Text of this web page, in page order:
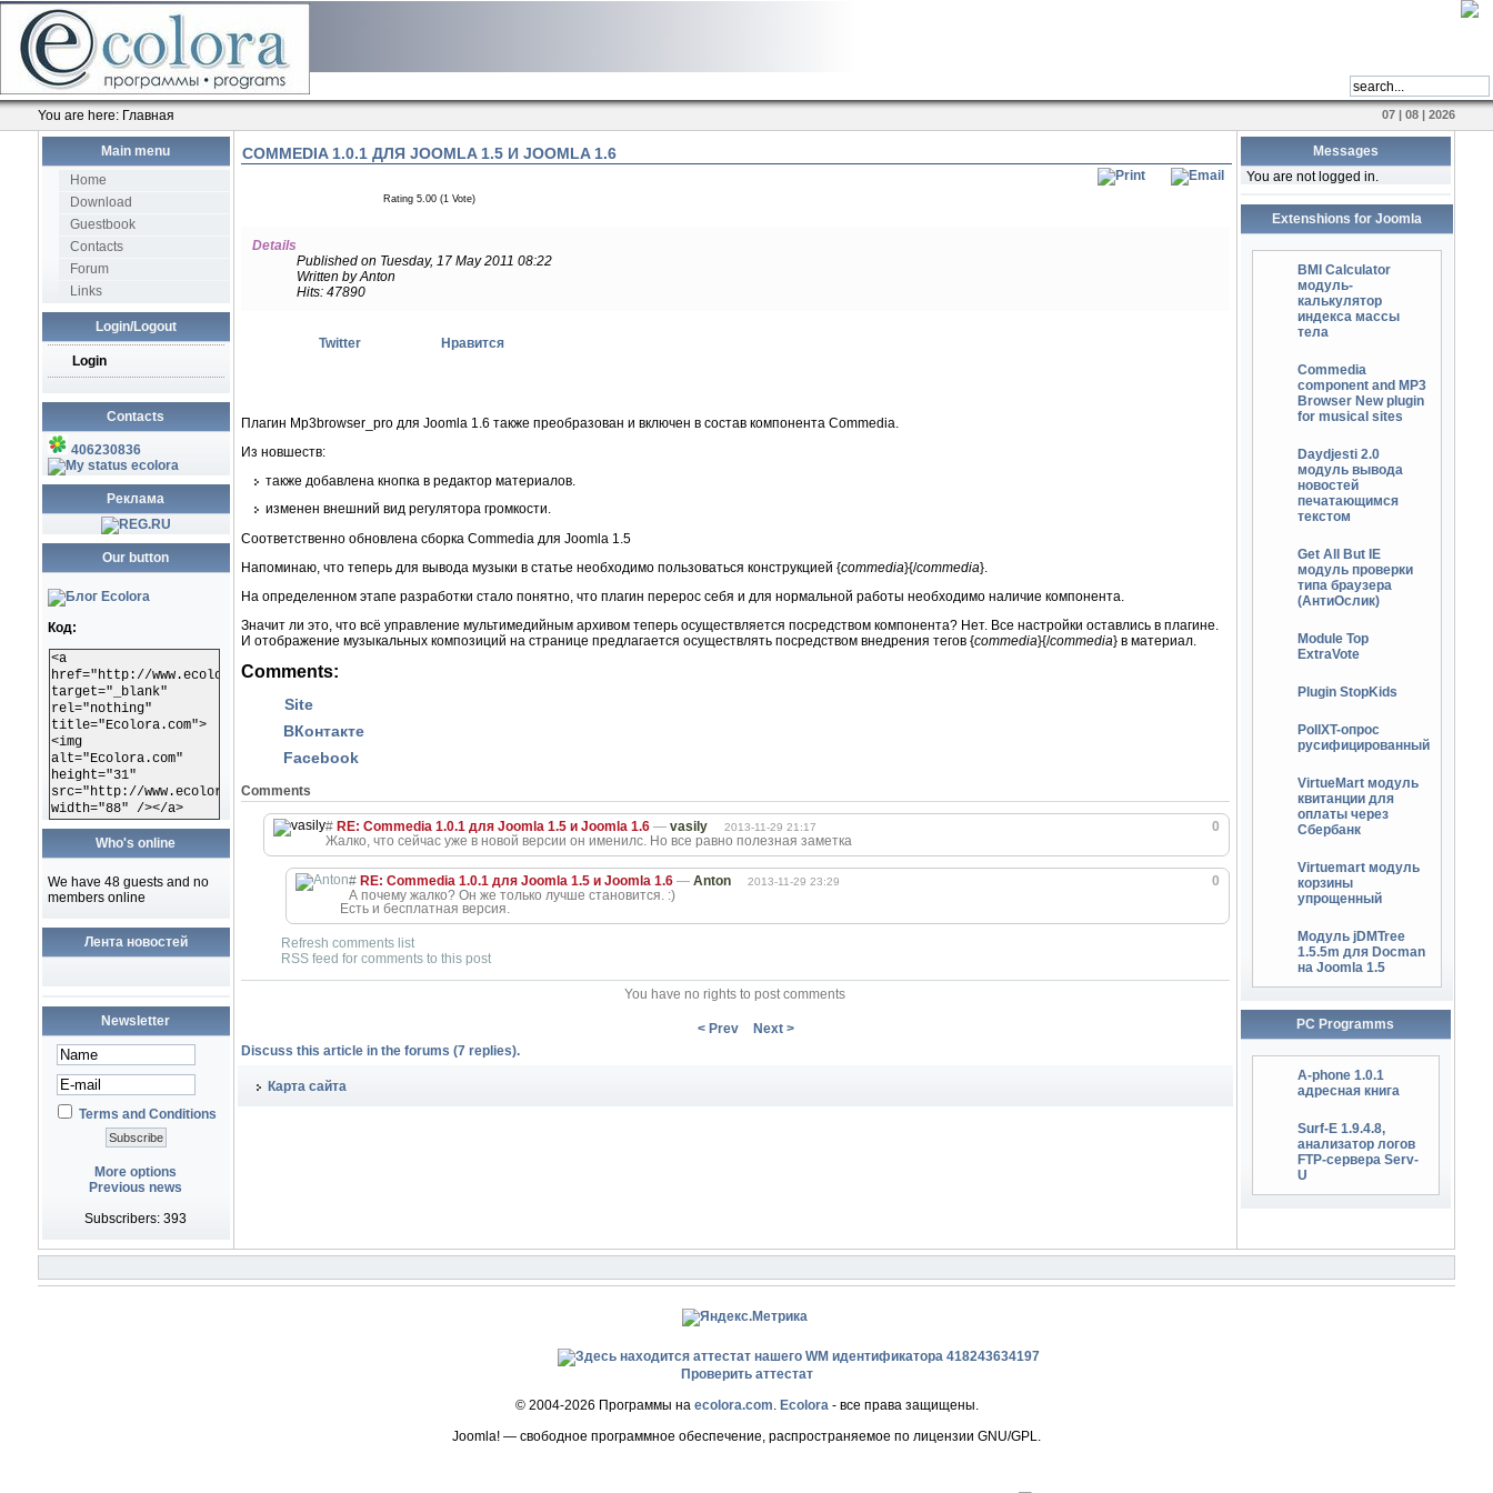
You are here: Главная 07 | 08 | 2026
Main menu
Home
Download
Guestbook
Contacts
Forum
Links
Login/Logout
Login
Contacts
406230836
ecolora
Реклама
Our button
Код:
<a
href="http://www.ecolora.com"
target="_blank"
rel="nothing"
title="Ecolora.com">
<img
alt="Ecolora.com"
height="31"
src="http://www.ecolora.com/images/ecoloracom.gif"
width="88" /></a>
Who's online
We have 48 guests and no
members online
Лента новостей
Newsletter
Terms and Conditions
More options
Previous news
Subscribers: 393
COMMEDIA 1.0.1 ДЛЯ JOOMLA 1.5 И JOOMLA 1.6
Rating 5.00 (1 Vote)
Details
Published on Tuesday, 17 May 2011 08:22
Written by Anton
Hits: 47890
Twitter Нравится
Плагин Mp3browser_pro для Joomla 1.6 также преобразован и включен в состав компонента Commedia.
Из новшеств:
также добавлена кнопка в редактор материалов.
изменен внешний вид регулятора громкости.
Соответственно обновлена сборка Commedia для Joomla 1.5
Напоминаю, что теперь для вывода музыки в статье необходимо пользоваться конструкцией {commedia}{/commedia}.
На определенном этапе разработки стало понятно, что плагин перерос себя и для нормальной работы необходимо наличие компонента.
Значит ли это, что всё управление мультимедийным архивом теперь осуществляется посредством компонента? Нет. Все настройки оставлись в плагине.
И отображение музыкальных композиций на странице предлагается осуществлять посредством внедрения тегов {commedia}{/commedia} в материал.
Comments:
Site
ВКонтакте
Facebook
Comments
0
# RE: Commedia 1.0.1 для Joomla 1.5 и Joomla 1.6— vasily 2013-11-29 21:17
Жалко, что сейчас уже в новой версии он именилс. Но все равно полезная заметка
0
# RE: Commedia 1.0.1 для Joomla 1.5 и Joomla 1.6— Anton 2013-11-29 23:29
А почему жалко? Он же только лучше становится. :)
Есть и бесплатная версия.
Refresh comments list
RSS feed for comments to this post
You have no rights to post comments
< Prev
Next >
Discuss this article in the forums (7 replies).
Карта сайта
Messages
You are not logged in.
Extenshions for Joomla
BMI Calculator
модуль-
калькулятор
индекса массы
тела
Commedia
component and MP3
Browser New plugin
for musical sites
Daydjesti 2.0
модуль вывода
новостей
печатающимся
текстом
Get All But IE
модуль проверки
типа браузера
(АнтиОслик)
Module Top
ExtraVote
Plugin StopKids
PollXT-опрос
русифицированный
VirtueMart модуль
квитанции для
оплаты через
Сбербанк
Virtuemart модуль
корзины
упрощенный
Модуль jDMTree
1.5.5m для Docman
на Joomla 1.5
PC Programms
A-phone 1.0.1
адресная книга
Surf-E 1.9.4.8,
анализатор логов
FTP-сервера Serv-
U
Проверить аттестат
© 2004-2026 Программы на ecolora.com. Ecolora- все права защищены.
Joomla! — свободное программное обеспечение, распространяемое по лицензии GNU/GPL.